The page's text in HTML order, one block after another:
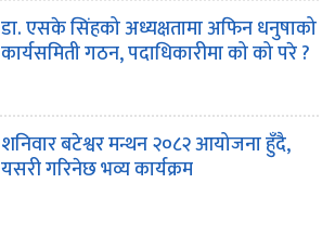
डा. एसके सिंहको अध्यक्षतामा अफिन धनुषाको
कार्यसमिती गठन, पदाधिकारीमा को को परे ?
शनिवार बटेश्वर मन्थन २०८२ आयोजना हुँदै,
यसरी गरिनेछ भव्य कार्यक्रम